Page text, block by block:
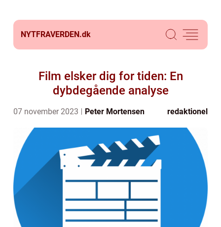
NYTFRAVERDEN.dk
Film elsker dig for tiden: En
dybdegående analyse
07 november 2023 Peter Mortensen redaktionel